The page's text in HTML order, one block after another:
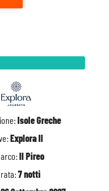
Isole Greche
Explora II
Il Pireo
7 notti